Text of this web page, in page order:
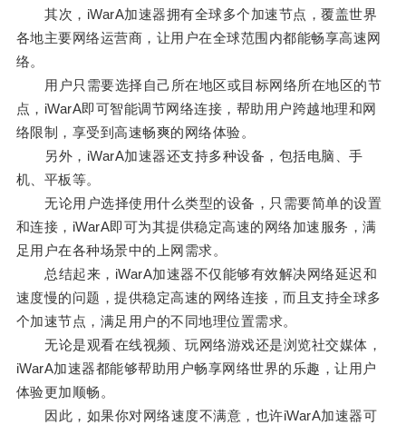
其次，iWarA加速器拥有全球多个加速节点，覆盖世界
各地主要网络运营商，让用户在全球范围内都能畅享高速网
络。
用户只需要选择自己所在地区或目标网络所在地区的节
点，iWarA即可智能调节网络连接，帮助用户跨越地理和网
络限制，享受到高速畅爽的网络体验。
另外，iWarA加速器还支持多种设备，包括电脑、手
机、平板等。
无论用户选择使用什么类型的设备，只需要简单的设置
和连接，iWarA即可为其提供稳定高速的网络加速服务，满
足用户在各种场景中的上网需求。
总结起来，iWarA加速器不仅能够有效解决网络延迟和
速度慢的问题，提供稳定高速的网络连接，而且支持全球多
个加速节点，满足用户的不同地理位置需求。
无论是观看在线视频、玩网络游戏还是浏览社交媒体，
iWarA加速器都能够帮助用户畅享网络世界的乐趣，让用户
体验更加顺畅。
因此，如果你对网络速度不满意，也许iWarA加速器可